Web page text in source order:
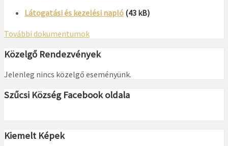
Látogatási és kezelési napló (43 kB)
További dokumentumok
Közelgő Rendezvények
Jelenleg nincs közelgő eseményünk.
Szűcsi Község Facebook oldala
Kiemelt Képek